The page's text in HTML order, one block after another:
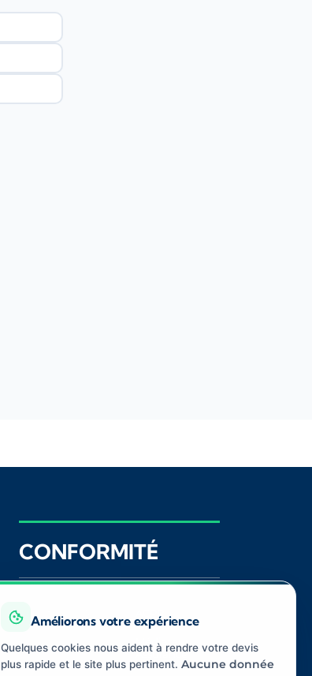
CONFORMITÉ
Registre ORIAS
CNIL
Médiateur
Assurance
Améliorons votre expérience
Quelques cookies nous aident à rendre votre devis
plus rapide et le site plus pertinent. Aucune donnée